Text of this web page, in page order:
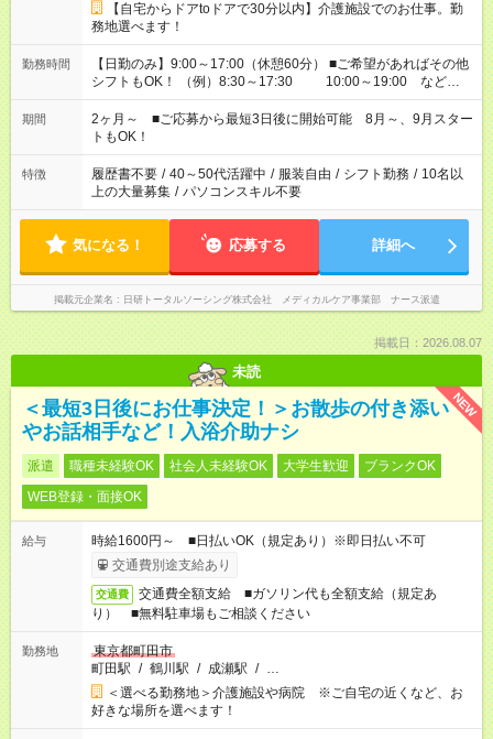
【自宅からドアtoドアで30分以内】介護施設でのお仕事。勤
務地選べます！
勤務時間
【日勤のみ】9:00～17:00（休憩60分） ■ご希望があればその他
シフトもOK！ （例）8:30～17:30 10:00～19:00 など
「家族とお休みを合わせたい」 「できれば残業はしたくない」
など、あなたのご希望に沿ったお仕事をご紹介します！ ※Wワ
ーク希望の方へ 今ご覧のお仕事で希望する勤務時間と、もう1つ
のお仕事の勤務時間。 合計で週40時間を超える場合は応募でき
ません
期間
2ヶ月～ ■ご応募から最短3日後に開始可能 8月～、9月スター
トもOK！
特徴 履歴書不要 / 40～50代活躍中 / 服装自由 / シフト勤務 / 10名以
上の大量募集 / パソコンスキル不要
気になる！ 応募する 詳細へ
掲載元企業名 日研トータルソーシング株式会社 メディカルケア事業部 ナース派遣
掲載日：2026.08.07
未読
NEW
＜最短3日後にお仕事決定！＞お散歩の付き添い
やお話相手など！入浴介助ナシ
派遣 職種未経験OK 社会人未経験OK 大学生歓迎
ブランクOK
WEB登録・面接OK
給与
時給1600円～ ■日払いOK（規定あり）※即日払い不可
交通費別途支給あり
交通費
交通費全額支給 ■ガソリン代も全額支給（規定あ
り） ■無料駐車場もご相談ください
勤務地
東京都町田市
町田駅 / 鶴川駅 / 成瀬駅 / …
＜選べる勤務地＞介護施設や病院 ※ご自宅の近くなど、お
好きな場所を選べます！